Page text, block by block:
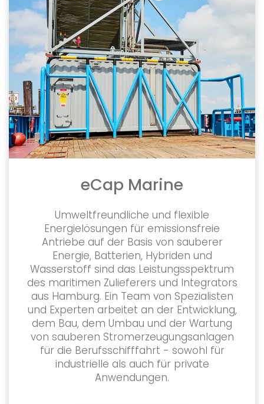
eCap Marine
Umweltfreundliche und flexible
Energielösungen für emissionsfreie
Antriebe auf der Basis von sauberer
Energie, Batterien, Hybriden und
Wasserstoff sind das Leistungsspektrum
des maritimen Zulieferers und Integrators
aus Hamburg. Ein Team von Spezialisten
und Experten arbeitet an der Entwicklung,
dem Bau, dem Umbau und der Wartung
von sauberen Stromerzeugungsanlagen
für die Berufsschifffahrt - sowohl für
industrielle als auch für private
Anwendungen.